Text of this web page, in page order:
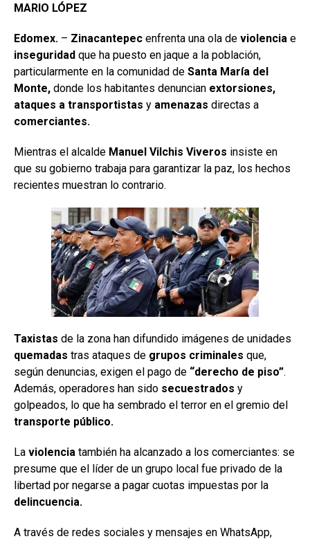
MARIO LÓPEZ
Edomex. – Zinacantepec enfrenta una ola de violencia e
inseguridad que ha puesto en jaque a la población,
particularmente en la comunidad de Santa María del
Monte, donde los habitantes denuncian extorsiones,
ataques a transportistas y amenazas directas a
comerciantes.
Mientras el alcalde Manuel Vilchis Viveros insiste en
que su gobierno trabaja para garantizar la paz, los hechos
recientes muestran lo contrario.
Taxistas de la zona han difundido imágenes de unidades
quemadas tras ataques de grupos criminales que,
según denuncias, exigen el pago de “derecho de piso”.
Además, operadores han sido secuestrados y
golpeados, lo que ha sembrado el terror en el gremio del
transporte público.
La violencia también ha alcanzado a los comerciantes: se
presume que el líder de un grupo local fue privado de la
libertad por negarse a pagar cuotas impuestas por la
delincuencia.
A través de redes sociales y mensajes en WhatsApp,